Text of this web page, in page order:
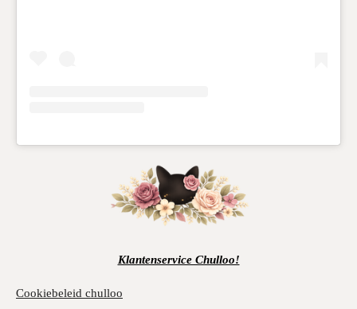
Klantenservice Chulloo!
Cookiebeleid chulloo